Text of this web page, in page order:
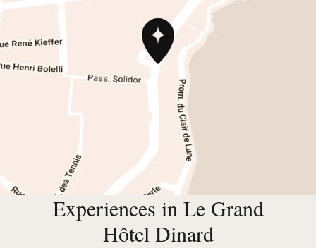
Experiences in Le Grand
Hôtel Dinard